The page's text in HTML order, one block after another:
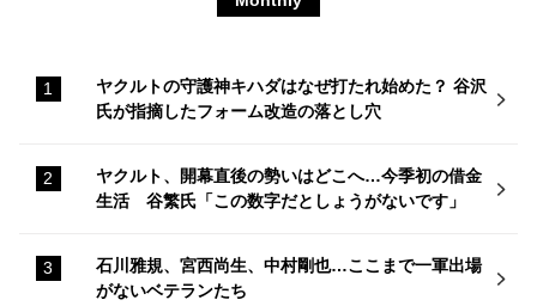
ヤクルトの守護神キハダはなぜ打たれ始めた？ 谷沢
氏が指摘したフォーム改造の落とし穴
ヤクルト、開幕直後の勢いはどこへ…今季初の借金
生活 谷繁氏「この数字だとしょうがないです」
石川雅規、宮西尚生、中村剛也…ここまで一軍出場
がないベテランたち